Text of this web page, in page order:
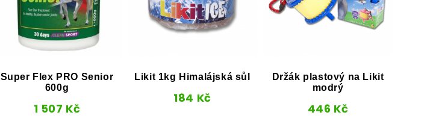
Super Flex PRO Senior
600g
1 507 Kč
Likit 1kg Himalájská sůl
184 Kč
Držák plastový na Likit
modrý
446 Kč